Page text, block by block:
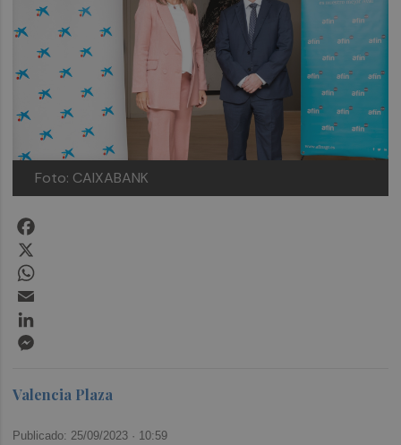
Foto: CAIXABANK
Valencia Plaza
Publicado: 25/09/2023 · 10:59